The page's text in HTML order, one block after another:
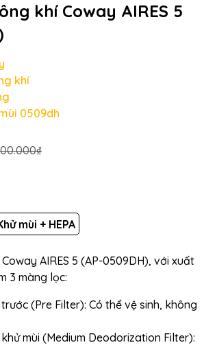
khí Coway AIRES 5
khí
0509dh
mùi + HEPA
AIRES 5 (AP-0509DH), với xuất
3 màng lọc:
(Pre Filter): Có thể vệ sinh, không
mùi (Medium Deodorization Filter):